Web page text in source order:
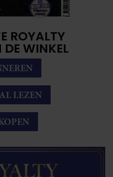
ROYALTY
WINKEL
LEZEN